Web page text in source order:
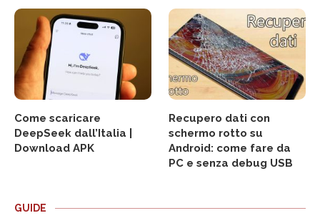
Come scaricare
DeepSeek dall’Italia |
Download APK
Recupero dati con
schermo rotto su
Android: come fare da
PC e senza debug USB
GUIDE